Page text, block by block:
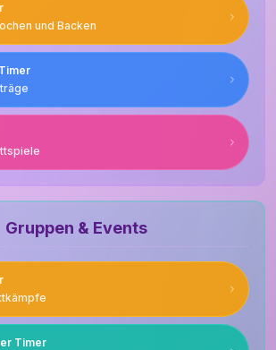
und Backen
Gruppen & Events
Timer